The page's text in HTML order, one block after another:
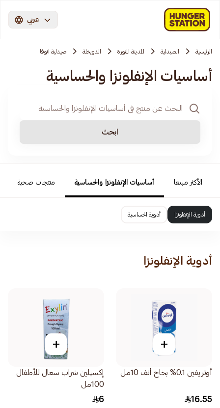
عربي
الرئيسية الصيدلية المدينة المنورة الدويخلة صيدلية انوفا
أساسيات الإنفلونزا والحساسية
ابحث
الأكثر مبيعا أساسيات الإنفلونزا والحساسية منتجات صحية
أدوية الإنفلونزا أدوية الحساسية
أدوية الإنفلونزا
+
أوتريفين 0.1% بخاخ أنف 10مل
16.55
+
إكسيلين شراب سعال للأطفال
100مل
6